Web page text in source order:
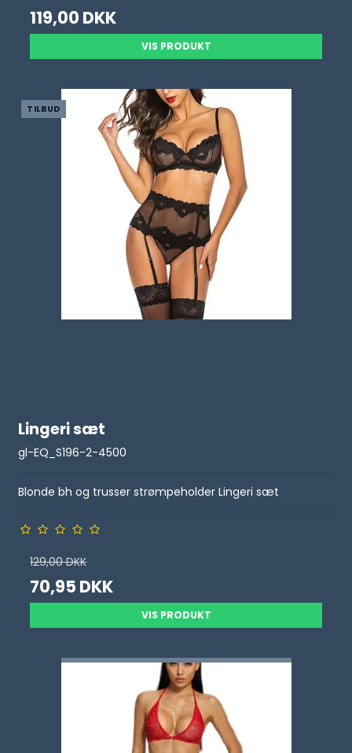
119,00 DKK
VIS PRODUKT
TILBUD
Lingeri sæt
gl-EQ_S196-2-4500
Blonde bh og trusser strømpeholder Lingeri sæt
129,00 DKK
70,95 DKK
VIS PRODUKT